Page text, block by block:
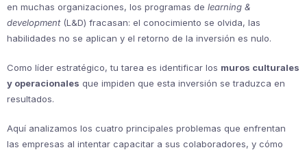
en muchas organizaciones, los programas de learning &
development(L&D) fracasan: el conocimiento se olvida, las
habilidades no se aplican y el retorno de la inversión es nulo.
Como líder estratégico, tu tarea es identificar los muros culturales
y operacionales que impiden que esta inversión se traduzca en
resultados.
Aquí analizamos los cuatro principales problemas que enfrentan
las empresas al intentar capacitar a sus colaboradores, y cómo